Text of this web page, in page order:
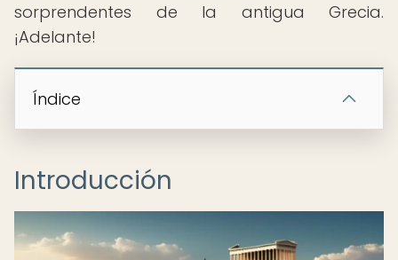
sorprendentes de la antigua Grecia.
¡Adelante!
Índice
Introducción